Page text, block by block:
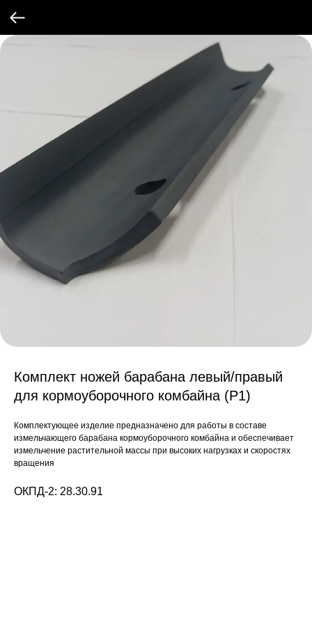
Комплект ножей барабана левый/правый
для кормоуборочного комбайна (Р1)
Комплектующее изделие предназначено для работы в составе
измельчающего барабана кормоуборочного комбайна и обеспечивает
измельчение растительной массы при высоких нагрузках и скоростях
вращения
ОКПД-2: 28.30.91